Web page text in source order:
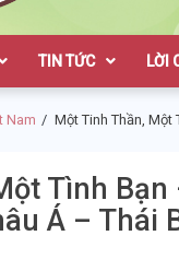
TIN TỨC LỜI
Nam Một Tinh Thần, Một
Tình
Á – Thái